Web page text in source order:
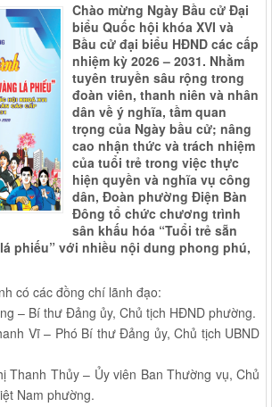
Chào mừng Ngày Bầu cử Đại
biểu Quốc hội khóa XVI và
Bầu cử đại biểu HĐND các cấp
nhiệm kỳ 2026 – 2031. Nhằm
tuyên truyền sâu rộng trong
đoàn viên, thanh niên và nhân
dân về ý nghĩa, tầm quan
trọng của Ngày bầu cử; nâng
cao nhận thức và trách nhiệm
của tuổi trẻ trong việc thực
hiện quyền và nghĩa vụ công
dân, Đoàn phường Điện Bàn
Đông tổ chức chương trình
sân khấu hóa “Tuổi trẻ sẵn
phiếu” với nhiều nội dung phong phú,
có các đồng chí lãnh đạo:
– Bí thư Đảng ủy, Chủ tịch HĐND phường.
Vĩ – Phó Bí thư Đảng ủy, Chủ tịch UBND
Thanh Thủy – Ủy viên Ban Thường vụ, Chủ
Nam phường.